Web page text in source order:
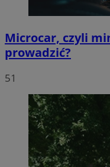
Microcar, czyli
prowadzić?
51